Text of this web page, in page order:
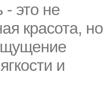
- это не
красота, но
и